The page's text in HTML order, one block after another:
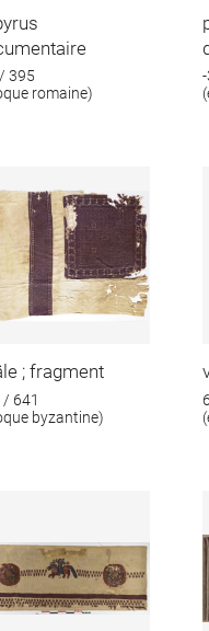
395
romaine)
; fragment
641
byzantine)